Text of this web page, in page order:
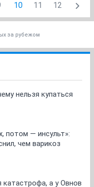
10 11 12
за рубежом
нельзя купаться
потом — инсульт»:
чем варикоз
а у Овнов